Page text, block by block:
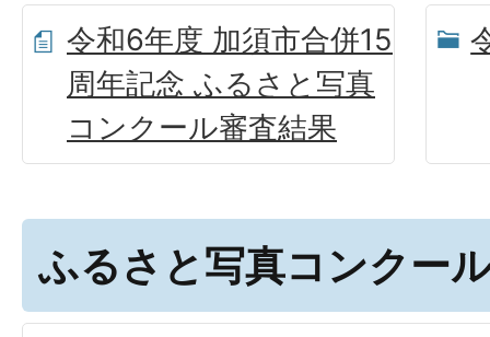
令和6年度 加須市合併15
周年記念 ふるさと写真
コンクール審査結果
ふるさと写真コンクー